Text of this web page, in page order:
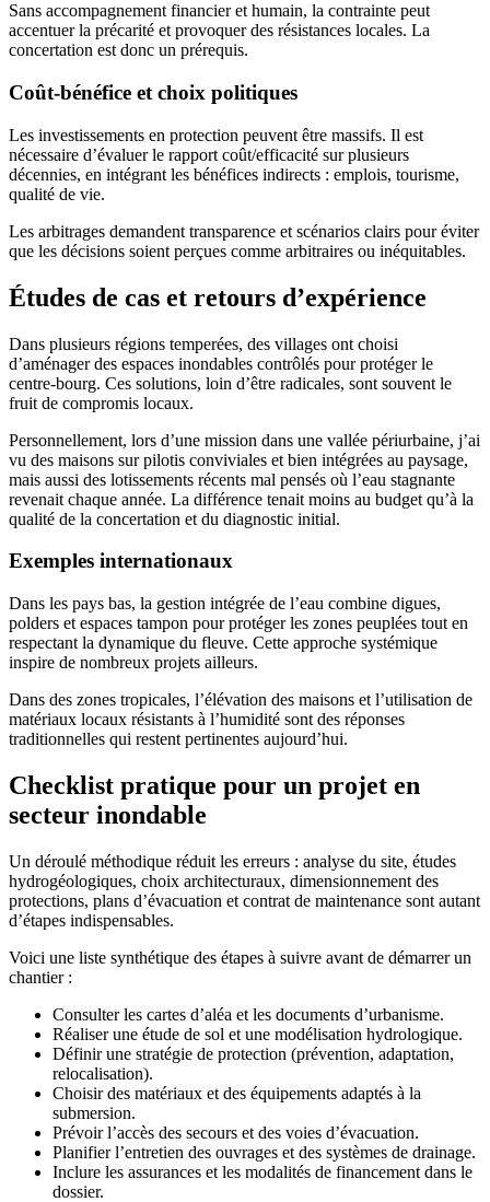
Sans accompagnement financier et humain, la contrainte peut
accentuer la précarité et provoquer des résistances locales. La
concertation est donc un prérequis.
Coût-bénéfice et choix politiques
Les investissements en protection peuvent être massifs. Il est
nécessaire d’évaluer le rapport coût/efficacité sur plusieurs
décennies, en intégrant les bénéfices indirects : emplois, tourisme,
qualité de vie.
Les arbitrages demandent transparence et scénarios clairs pour éviter
que les décisions soient perçues comme arbitraires ou inéquitables.
Études de cas et retours d’expérience
Dans plusieurs régions temperées, des villages ont choisi
d’aménager des espaces inondables contrôlés pour protéger le
centre-bourg. Ces solutions, loin d’être radicales, sont souvent le
fruit de compromis locaux.
Personnellement, lors d’une mission dans une vallée périurbaine, j’ai
vu des maisons sur pilotis conviviales et bien intégrées au paysage,
mais aussi des lotissements récents mal pensés où l’eau stagnante
revenait chaque année. La différence tenait moins au budget qu’à la
qualité de la concertation et du diagnostic initial.
Exemples internationaux
Dans les pays bas, la gestion intégrée de l’eau combine digues,
polders et espaces tampon pour protéger les zones peuplées tout en
respectant la dynamique du fleuve. Cette approche systémique
inspire de nombreux projets ailleurs.
Dans des zones tropicales, l’élévation des maisons et l’utilisation de
matériaux locaux résistants à l’humidité sont des réponses
traditionnelles qui restent pertinentes aujourd’hui.
Checklist pratique pour un projet en
secteur inondable
Un déroulé méthodique réduit les erreurs : analyse du site, études
hydrogéologiques, choix architecturaux, dimensionnement des
protections, plans d’évacuation et contrat de maintenance sont autant
d’étapes indispensables.
Voici une liste synthétique des étapes à suivre avant de démarrer un
chantier :
Consulter les cartes d’aléa et les documents d’urbanisme.
Réaliser une étude de sol et une modélisation hydrologique.
Définir une stratégie de protection (prévention, adaptation,
relocalisation).
Choisir des matériaux et des équipements adaptés à la
submersion.
Prévoir l’accès des secours et des voies d’évacuation.
Planifier l’entretien des ouvrages et des systèmes de drainage.
Inclure les assurances et les modalités de financement dans le
dossier.